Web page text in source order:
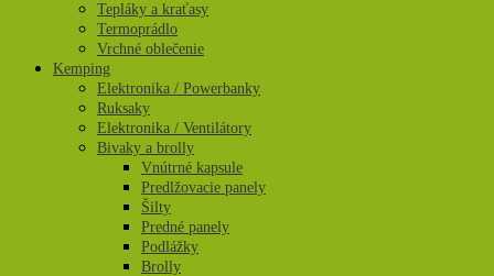
Tepláky a kraťasy
Termoprádlo
Vrchné oblečenie
Kemping
Elektronika / Powerbanky
Ruksaky
Elektronika / Ventilátory
Bivaky a brolly
Vnútrné kapsule
Predlžovacie panely
Šilty
Predné panely
Podlážky
Brolly